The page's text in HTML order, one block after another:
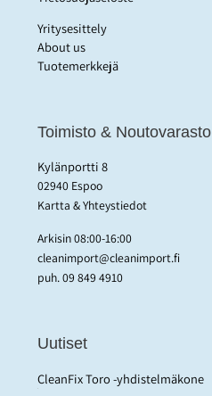
Yritysesittely
About us
Tuotemerkkejä
Toimisto & Noutovarasto
Kylänportti 8
02940 Espoo
Kartta & Yhteystiedot
Arkisin 08:00-16:00
cleanimport@cleanimport.fi
puh.09 849 4910
Uutiset
CleanFix Toro -yhdistelmäkone